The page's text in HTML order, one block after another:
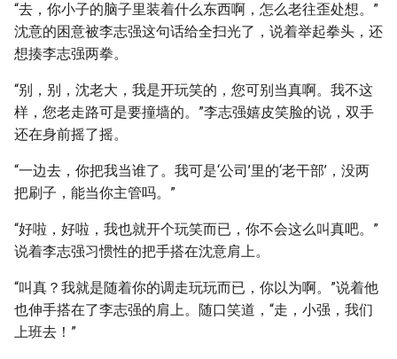
“去，你小子的脑子里装着什么东西啊，怎么老往歪处想。”
沈意的困意被李志强这句话给全扫光了，说着举起拳头，还
想揍李志强两拳。
“别，别，沈老大，我是开玩笑的，您可别当真啊。我不这
样，您老走路可是要撞墙的。”李志强嬉皮笑脸的说，双手
还在身前摇了摇。
“一边去，你把我当谁了。我可是‘公司’里的‘老干部’，没两
把刷子，能当你主管吗。”
“好啦，好啦，我也就开个玩笑而已，你不会这么叫真吧。”
说着李志强习惯性的把手搭在沈意肩上。
“叫真？我就是随着你的调走玩玩而已，你以为啊。”说着他
也伸手搭在了李志强的肩上。随口笑道，“走，小强，我们
上班去！”